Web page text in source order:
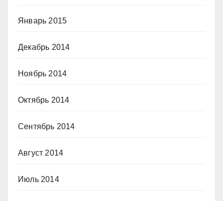
Январь 2015
Декабрь 2014
Ноябрь 2014
Октябрь 2014
Сентябрь 2014
Август 2014
Июль 2014